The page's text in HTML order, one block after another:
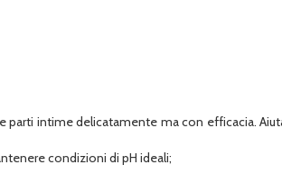
intime delicatamente ma con efficacia.
condizioni di pH ideali;